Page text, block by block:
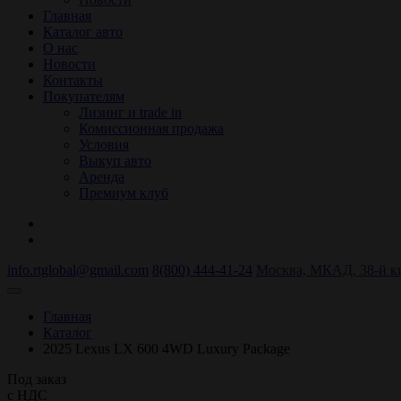
Главная
Каталог авто
О нас
Новости
Контакты
Покупателям
Лизинг и trade in
Комиссионная продажа
Условия
Выкуп авто
Аренда
Премиум клуб
info.rtglobal@gmail.com 8(800) 444-41-24
Главная
Каталог
2025 Lexus LX 600 4WD Luxury Package
Под заказ
с НДС